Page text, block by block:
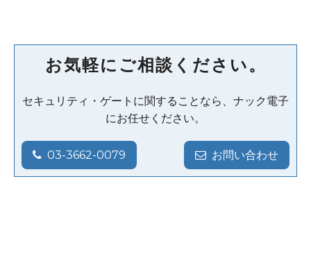
お気軽にご相談ください。
セキュリティ・ゲートに関することなら、ナック電子
にお任せください。
03-3662-0079 お問い合わせ